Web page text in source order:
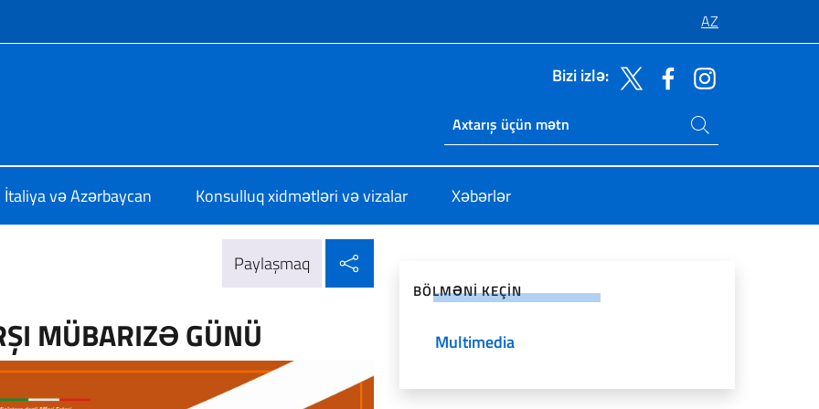
AZ
Bizi izlə:
Ricerca sito live
Saytda axtarış
İtaliya və Azərbaycan Konsulluq xidmətləri və vizalar Xəbərlər
Paylaşmaq
MÜBARIZƏ GÜNÜ
BÖLMƏNI KEÇIN
Multimedia